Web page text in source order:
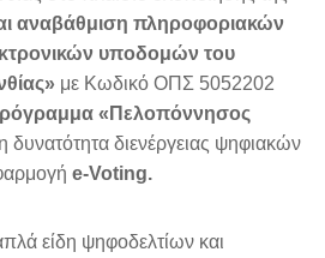
αναβάθμιση πληροφοριακών
υποδομών του
με Κωδικό ΟΠΣ 5052202
«Πελοπόννησος
δυνατότητα διενέργειας ψηφιακών
e-Voting.
είδη ψηφοδελτίων και